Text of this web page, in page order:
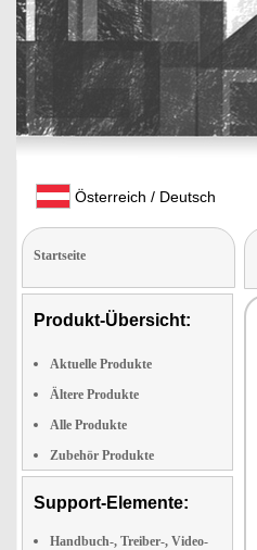
Österreich / Deutsch
Startseite
Produkt-Übersicht:
Aktuelle Produkte
Ältere Produkte
Alle Produkte
Zubehör Produkte
Support-Elemente:
Handbuch-, Treiber-, Video-